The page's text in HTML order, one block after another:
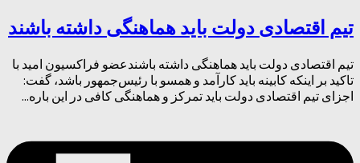
تیم اقتصادی دولت باید هماهنگی داشته باشند
تیم اقتصادی دولت باید هماهنگی داشته باشندعضو فراکسیون امید با
تاکید بر اینکه کابینه باید کارآمد و همسو با رئیس‌جمهور باشد، گفت:
اجزای تیم اقتصادی دولت باید تمرکز و هماهنگی کافی در این باره...